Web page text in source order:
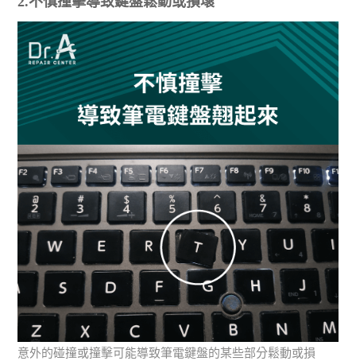
意外的碰撞或撞擊可能導致筆電鍵盤的某些部分鬆動或損